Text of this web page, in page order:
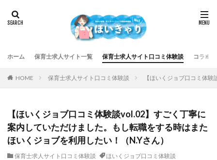
ホーム 保育士求人サイト一覧 保育士求人サイト口コミ体験談 コラム
HOME 保育士求人サイト口コミ体験談 【ほいくジョブ口コミ体
【ほいくジョブ口コミ体験談vol.02】すごく丁寧に
案内していただけました。もし転職をする時はまた
ほいくジョブを利用したい！（N.Yさん）
保育士求人サイト口コミ体験談 ほいくジョブ口コミ体験談